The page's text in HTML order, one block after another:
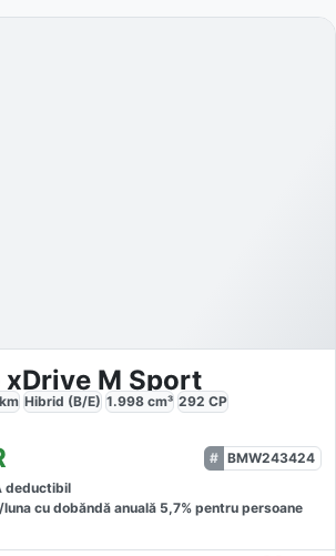
M Sport
km Hibrid (B/E) 1.998 cm³ 292 CP
BMW243424
deductibil
lunacu dobăndă anuală 5,7% pentru persoane